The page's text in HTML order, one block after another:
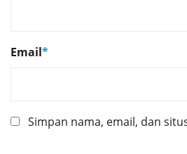
Email*
Simpan nama, email, dan